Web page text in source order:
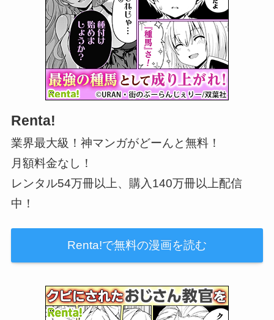
Renta!
業界最大級！神マンガがどーんと無料！
月額料金なし！
レンタル54万冊以上、購入140万冊以上配信
中！
Renta!で無料の漫画を読む